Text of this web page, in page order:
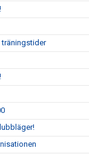
träningstider